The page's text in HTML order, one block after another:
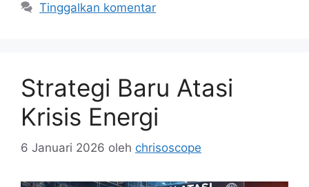
Tinggalkan komentar
Strategi Baru Atasi
Krisis Energi
6 Januari 2026 oleh chrisoscope